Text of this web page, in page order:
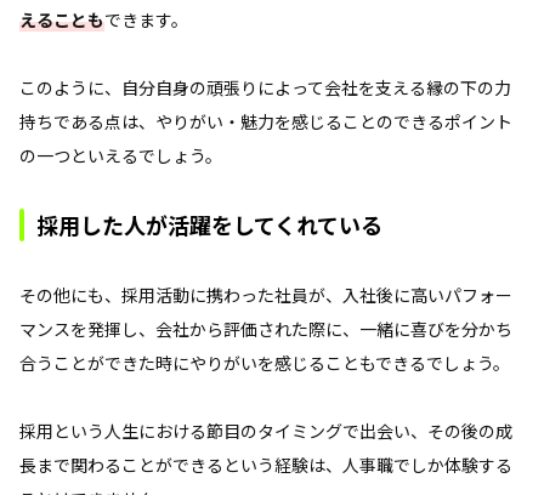
えることもできます。
このように、自分自身の頑張りによって会社を支える縁の下の力
持ちである点は、やりがい・魅力を感じることのできるポイント
の一つといえるでしょう。
採用した人が活躍をしてくれている
その他にも、採用活動に携わった社員が、入社後に高いパフォー
マンスを発揮し、会社から評価された際に、一緒に喜びを分かち
合うことができた時にやりがいを感じることもできるでしょう。
採用という人生における節目のタイミングで出会い、その後の成
長まで関わることができるという経験は、人事職でしか体験する